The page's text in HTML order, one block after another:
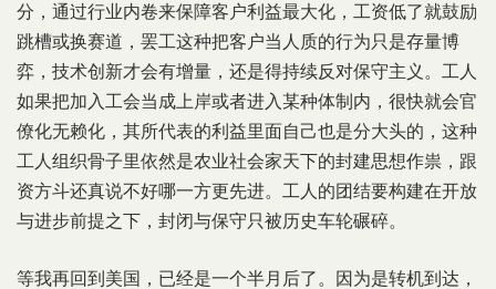
分，通过行业内卷来保障客户利益最大化，工资低了就鼓励
跳槽或换赛道，罢工这种把客户当人质的行为只是存量博
弈，技术创新才会有增量，还是得持续反对保守主义。工人
如果把加入工会当成上岸或者进入某种体制内，很快就会官
僚化无赖化，其所代表的利益里面自己也是分大头的，这种
工人组织骨子里依然是农业社会家天下的封建思想作祟，跟
资方斗还真说不好哪一方更先进。工人的团结要构建在开放
与进步前提之下，封闭与保守只被历史车轮碾碎。
等我再回到美国，已经是一个半月后了。因为是转机到达，